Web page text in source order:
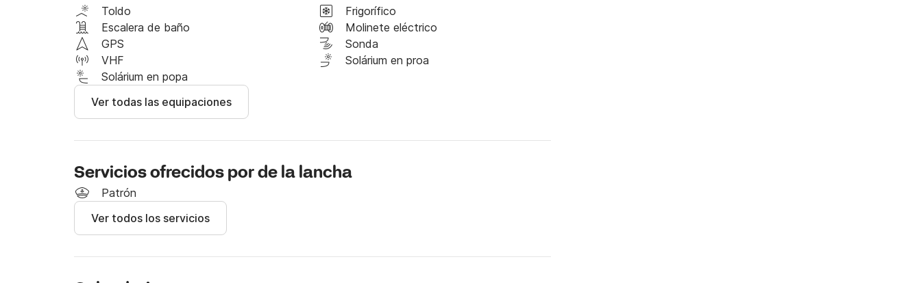
que deseas para tu gran día!
La salida está disponible desde Gozo o Malta.
Que tenga un buen día,
Alberto
Toldo
Frigorífico
Escalera de baño
Molinete eléctrico
GPS
Sonda
VHF
Solárium en proa
Solárium en popa
Ver todas las equipaciones
Servicios ofrecidos por de la lancha
Patrón
Ver todos los servicios